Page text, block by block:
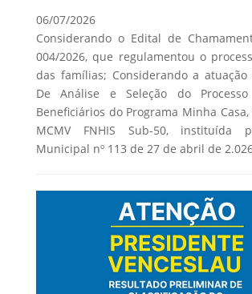
06/07/2026
Considerando o Edital de
004/2026, que regulamentou o
das famílias; Considerando a atuação
De Análise e Seleção do
Beneficiários do Programa Minha
MCMV FNHIS Sub-50, instituída
Municipal nº 113 de 27 de abril de